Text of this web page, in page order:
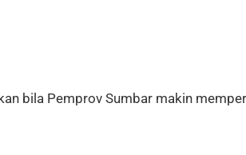
bila Pemprov Sumbar makin